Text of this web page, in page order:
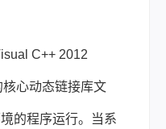
C++ 2012
心动态链接库文
的程序运行。当系